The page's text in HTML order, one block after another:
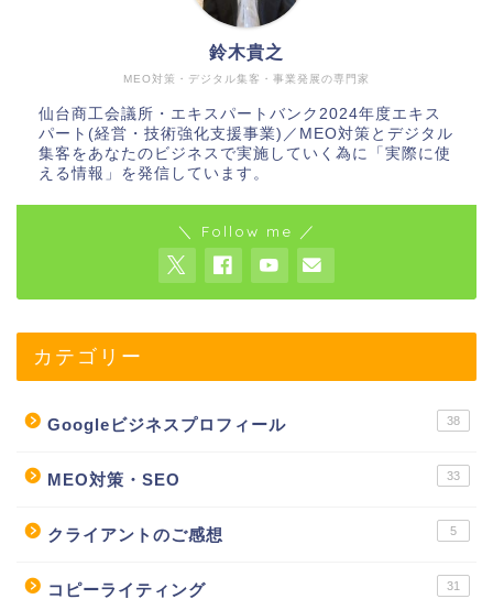
MEO対策・デジタル集客・事業発展の専門家
鈴木貴之
仙台商工会議所・エキスパートバンク2024年度エキス
パート(経営・技術強化支援事業)／MEO対策とデジタル
集客をあなたのビジネスで実施していく為に「実際に使
える情報」を発信しています。
＼ Follow me ／
カテゴリー
Googleビジネスプロフィール 38
MEO対策・SEO 33
クライアントのご感想 5
コピーライティング 31